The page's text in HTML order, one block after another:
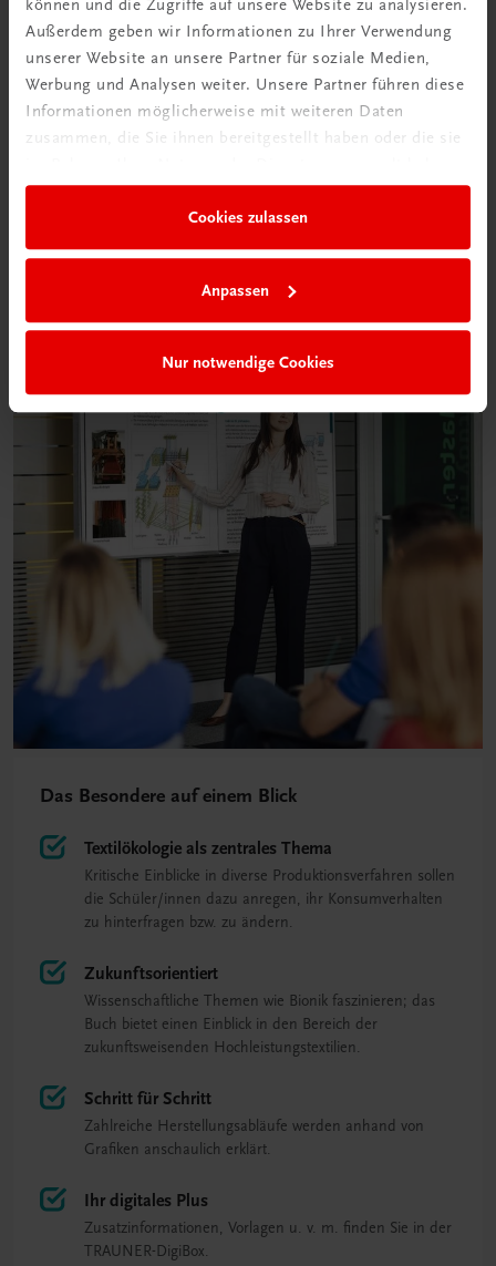
können und die Zugriffe auf unsere Website zu analysieren.
Außerdem geben wir Informationen zu Ihrer Verwendung
unserer Website an unsere Partner für soziale Medien,
Werbung und Analysen weiter. Unsere Partner führen diese
Informationen möglicherweise mit weiteren Daten
zusammen, die Sie ihnen bereitgestellt haben oder die sie
Cookies zulassen
Anpassen
Nur notwendige Cookies
Das Besondere auf einem Blick
Textilökologie als zentrales Thema
Kritische Einblicke in diverse Produktionsverfahren sollen
die Schüler/innen dazu anregen, ihr Konsumverhalten
zu hinterfragen bzw. zu ändern.
Zukunftsorientiert
Wissenschaftliche Themen wie Bionik faszinieren; das
Buch bietet einen Einblick in den Bereich der
zukunftsweisenden Hochleistungstextilien.
Schritt für Schritt
Zahlreiche Herstellungsabläufe werden anhand von
Grafiken anschaulich erklärt.
Ihr digitales Plus
Zusatzinformationen, Vorlagen u. v. m. finden Sie in der
TRAUNER-DigiBox.